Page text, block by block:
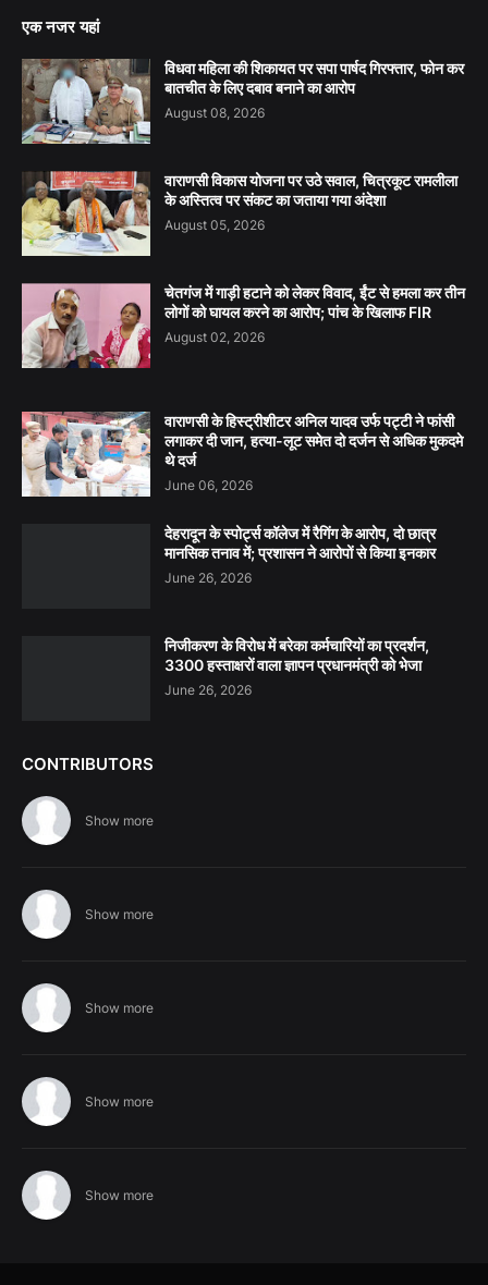
एक नजर यहां
विधवा महिला की शिकायत पर सपा पार्षद गिरफ्तार, फोन कर
बातचीत के लिए दबाव बनाने का आरोप
August 08, 2026
वाराणसी विकास योजना पर उठे सवाल, चित्रकूट रामलीला
के अस्तित्व पर संकट का जताया गया अंदेशा
August 05, 2026
चेतगंज में गाड़ी हटाने को लेकर विवाद, ईंट से हमला कर तीन
लोगों को घायल करने का आरोप; पांच के खिलाफ FIR
August 02, 2026
वाराणसी के हिस्ट्रीशीटर अनिल यादव उर्फ पट्टी ने फांसी
लगाकर दी जान, हत्या-लूट समेत दो दर्जन से अधिक मुकदमे
थे दर्ज
June 06, 2026
देहरादून के स्पोर्ट्स कॉलेज में रैगिंग के आरोप, दो छात्र
मानसिक तनाव में; प्रशासन ने आरोपों से किया इनकार
June 26, 2026
निजीकरण के विरोध में बरेका कर्मचारियों का प्रदर्शन,
3300 हस्ताक्षरों वाला ज्ञापन प्रधानमंत्री को भेजा
June 26, 2026
CONTRIBUTORS
Show more
Show more
Show more
Show more
Show more